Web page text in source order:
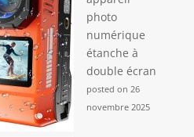
photo
numérique
étanche à
double écran
posted on 26
novembre 2025